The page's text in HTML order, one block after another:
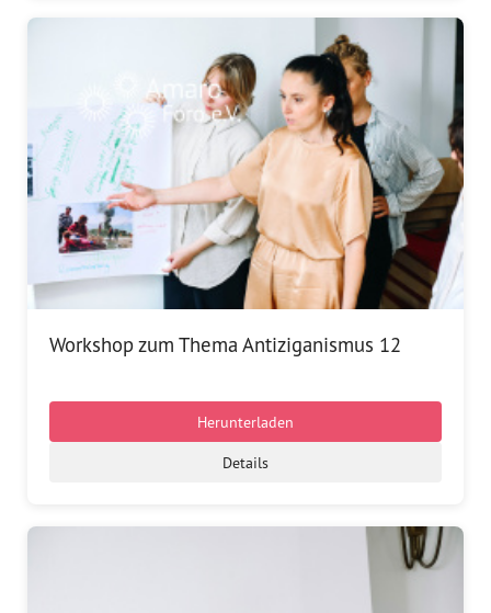
Workshop zum Thema Antiziganismus 12
Herunterladen
Details